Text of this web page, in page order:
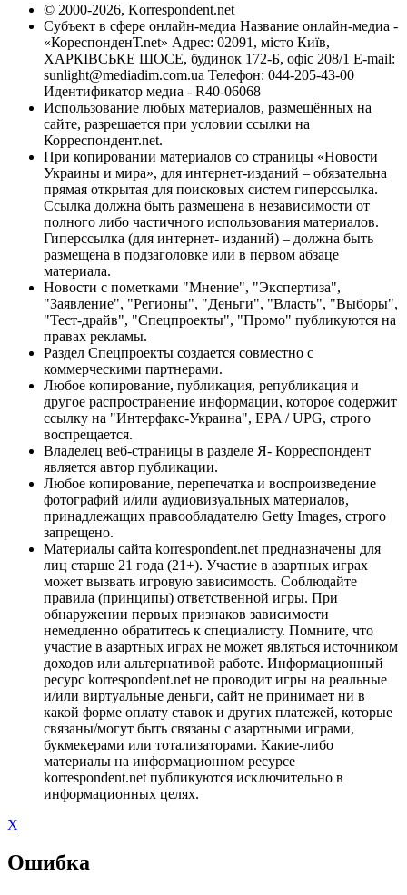
© 2000-2026, Korrespondent.net
Субъект в сфере онлайн-медиа Название онлайн-медиа -
«КореспонденТ.net» Адрес: 02091, місто Київ,
ХАРКІВСЬКЕ ШОСЕ, будинок 172-Б, офіс 208/1 E-mail:
sunlight@mediadim.com.ua Телефон: 044-205-43-00
Идентификатор медиа - R40-06068
Использование любых материалов, размещённых на
сайте, разрешается при условии ссылки на
Корреспондент.net.
При копировании материалов со страницы «Новости
Украины и мира», для интернет-изданий – обязательна
прямая открытая для поисковых систем гиперссылка.
Ссылка должна быть размещена в независимости от
полного либо частичного использования материалов.
Гиперссылка (для интернет- изданий) – должна быть
размещена в подзаголовке или в первом абзаце
материала.
Новости с пометками "Мнение", "Экспертиза",
"Заявление", "Регионы", "Деньги", "Власть", "Выборы",
"Тест-драйв", "Спецпроекты", "Промо" публикуются на
правах рекламы.
Раздел Спецпроекты создается совместно с
коммерческими партнерами.
Любое копирование, публикация, републикация и
другое распространение информации, которое содержит
ссылку на "Интерфакс-Украина", EPA / UPG, строго
воспрещается.
Владелец веб-страницы в разделе Я- Корреспондент
является автор публикации.
Любое копирование, перепечатка и воспроизведение
фотографий и/или аудиовизуальных материалов,
принадлежащих правообладателю Getty Images, строго
запрещено.
Материалы сайта korrespondent.net предназначены для
лиц старше 21 года (21+). Участие в азартных играх
может вызвать игровую зависимость. Соблюдайте
правила (принципы) ответственной игры. При
обнаружении первых признаков зависимости
немедленно обратитесь к специалисту. Помните, что
участие в азартных играх не может являться источником
доходов или альтернативой работе. Информационный
ресурс korrespondent.net не проводит игры на реальные
и/или виртуальные деньги, сайт не принимает ни в
какой форме оплату ставок и других платежей, которые
связаны/могут быть связаны с азартными играми,
букмекерами или тотализаторами. Какие-либо
материалы на информационном ресурсе
korrespondent.net публикуются исключительно в
информационных целях.
X
Ошибка